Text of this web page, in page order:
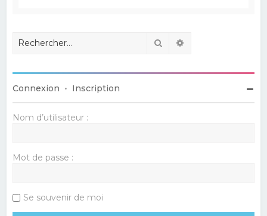
Rechercher
Connexion • Inscription
Nom d’utilisateur :
Mot de passe :
Se souvenir de moi